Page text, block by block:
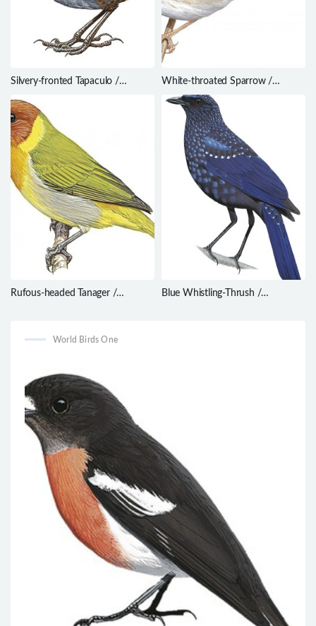
Silvery-fronted Tapaculo /
White-throated Sparrow /
Zonotrichia albicollis
Rufous-headed Tanager /
Blue Whistling-Thrush /
World Birds One